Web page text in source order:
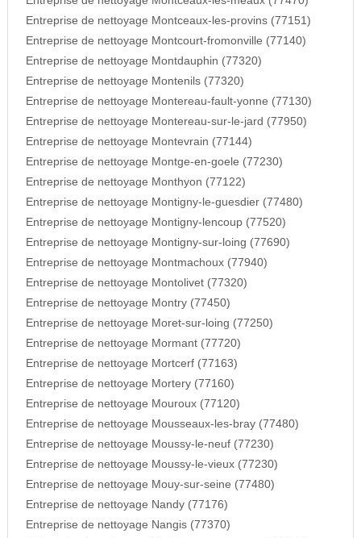
Entreprise de nettoyage Montceaux-les-provins (77151)
Entreprise de nettoyage Montcourt-fromonville (77140)
Entreprise de nettoyage Montdauphin (77320)
Entreprise de nettoyage Montenils (77320)
Entreprise de nettoyage Montereau-fault-yonne (77130)
Entreprise de nettoyage Montereau-sur-le-jard (77950)
Entreprise de nettoyage Montevrain (77144)
Entreprise de nettoyage Montge-en-goele (77230)
Entreprise de nettoyage Monthyon (77122)
Entreprise de nettoyage Montigny-le-guesdier (77480)
Entreprise de nettoyage Montigny-lencoup (77520)
Entreprise de nettoyage Montigny-sur-loing (77690)
Entreprise de nettoyage Montmachoux (77940)
Entreprise de nettoyage Montolivet (77320)
Entreprise de nettoyage Montry (77450)
Entreprise de nettoyage Moret-sur-loing (77250)
Entreprise de nettoyage Mormant (77720)
Entreprise de nettoyage Mortcerf (77163)
Entreprise de nettoyage Mortery (77160)
Entreprise de nettoyage Mouroux (77120)
Entreprise de nettoyage Mousseaux-les-bray (77480)
Entreprise de nettoyage Moussy-le-neuf (77230)
Entreprise de nettoyage Moussy-le-vieux (77230)
Entreprise de nettoyage Mouy-sur-seine (77480)
Entreprise de nettoyage Nandy (77176)
Entreprise de nettoyage Nangis (77370)